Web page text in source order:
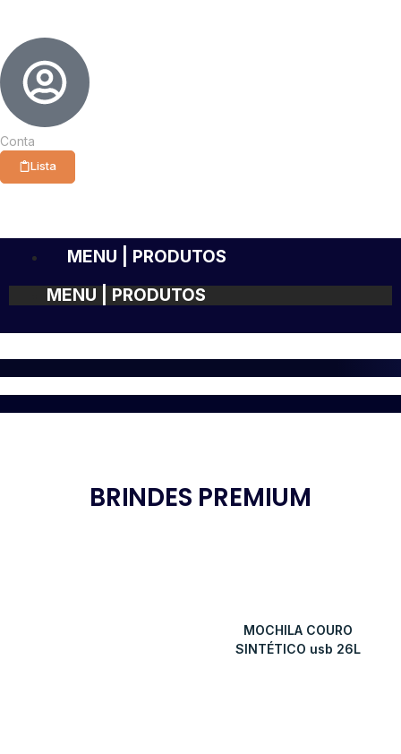
Conta
Lista
MENU | PRODUTOS
MENU | PRODUTOS
BRINDES PREMIUM
MOCHILA COURO
SINTÉTICO usb 26L